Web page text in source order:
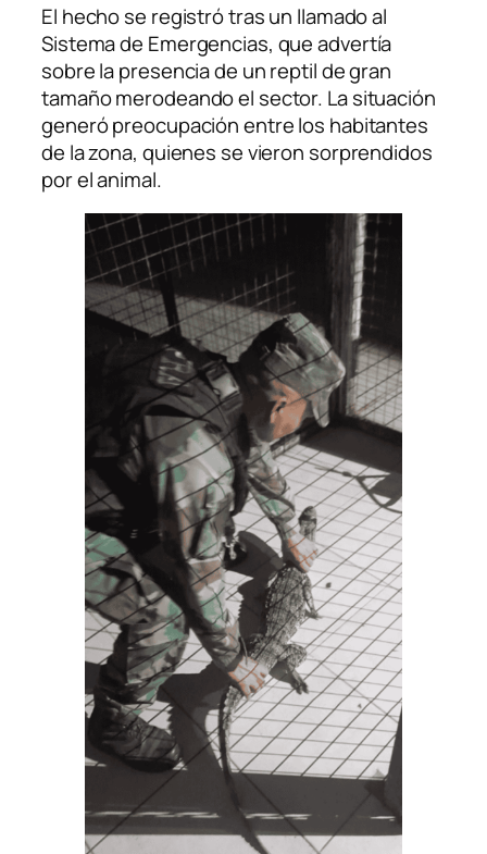
El hecho se registró tras un llamado al
Sistema de Emergencias, que advertía
sobre la presencia de un reptil de gran
tamaño merodeando el sector. La situación
generó preocupación entre los habitantes
de la zona, quienes se vieron sorprendidos
por el animal.